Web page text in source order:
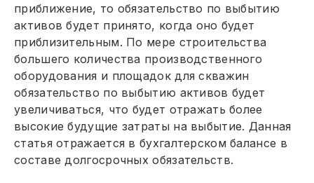
приближение, то обязательство по выбытию
активов будет принято, когда оно будет
приблизительным. По мере строительства
большего количества производственного
оборудования и площадок для скважин
обязательство по выбытию активов будет
увеличиваться, что будет отражать более
высокие будущие затраты на выбытие. Данная
статья отражается в бухгалтерском балансе в
составе долгосрочных обязательств.